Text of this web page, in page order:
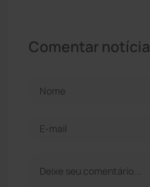
Comentar notícia